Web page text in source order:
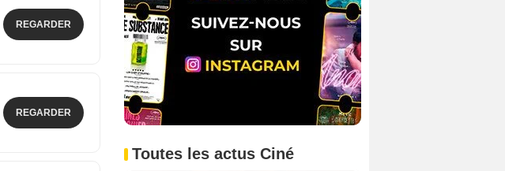
REGARDER
REGARDER
Toutes les actus Ciné